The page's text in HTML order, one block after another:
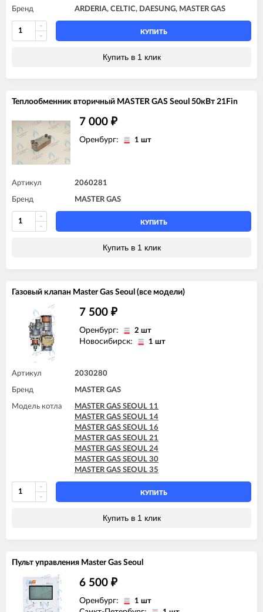
Бренд ARDERIA, CELTIC, DAESUNG, MASTER GAS
КУПИТЬ
Купить в 1 клик
Теплообменник вторичный MASTER GAS Seoul 50кВт 21Fin
7 000 ₽
Оренбург: 1 шт
Артикул 2060281
Бренд MASTER GAS
КУПИТЬ
Купить в 1 клик
Газовый клапан Master Gas Seoul (все модели)
7 500 ₽
Оренбург: 2 шт
Новосибирск: 1 шт
Артикул 2030280
Бренд MASTER GAS
Модель котла
MASTER GAS SEOUL 11
MASTER GAS SEOUL 14
MASTER GAS SEOUL 16
MASTER GAS SEOUL 21
MASTER GAS SEOUL 24
MASTER GAS SEOUL 30
MASTER GAS SEOUL 35
КУПИТЬ
Купить в 1 клик
Пульт управления Master Gas Seoul
6 500 ₽
Оренбург: 1 шт